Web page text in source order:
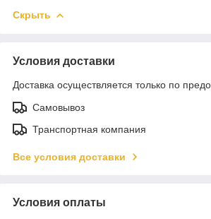
Скрыть
Условия доставки
Доставка осуществляется только по
Самовывоз
Транспортная компания
Все условия доставки
Условия оплаты